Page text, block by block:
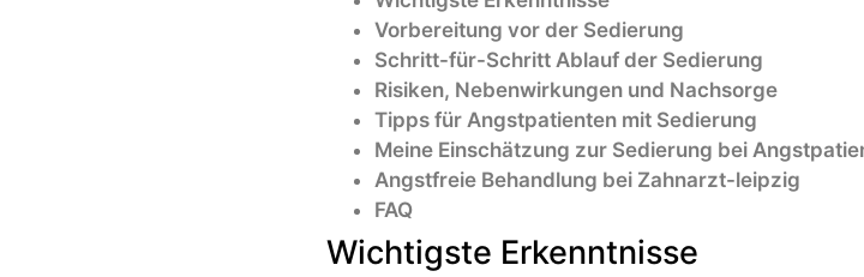
Vorbereitung vor der Sedierung
Schritt-für-Schritt Ablauf der Sedierung
Risiken, Nebenwirkungen und Nachsorge
Tipps für Angstpatienten mit Sedierung
Meine Einschätzung zur Sedierung bei
Angstfreie Behandlung bei Zahnarzt-leipzig
FAQ
Wichtigste Erkenntnisse